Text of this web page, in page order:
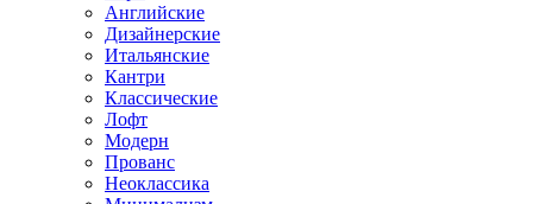
Английские
Дизайнерские
Итальянские
Кантри
Классические
Лофт
Модерн
Прованс
Неоклассика